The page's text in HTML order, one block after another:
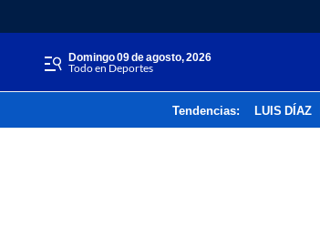
domingo 09 de agosto, 2026
Todo en Deportes
Tendencias: LUIS DÍAZ